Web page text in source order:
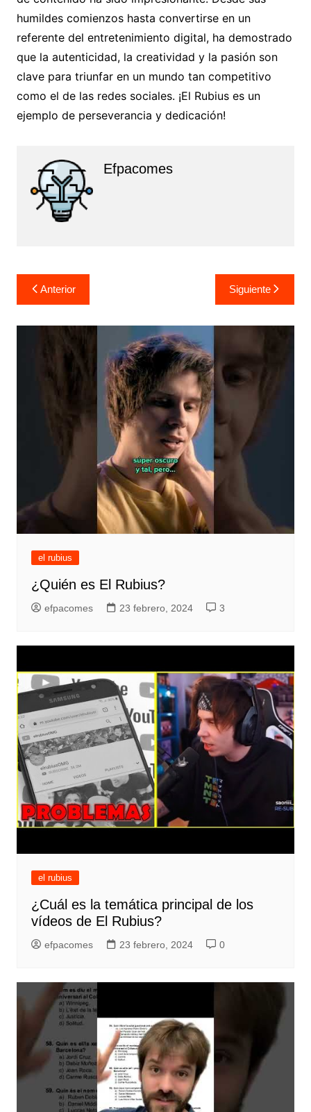
humildes comienzos hasta convertirse en un
referente del entretenimiento digital, ha demostrado
que la autenticidad, la creatividad y la pasión son
clave para triunfar en un mundo tan competitivo
como el de las redes sociales. ¡El Rubius es un
ejemplo de perseverancia y dedicación!
Efpacomes
Navegación
de
entradas
Anterior Siguiente
el rubius
¿Quién es El Rubius?
efpacomes 23 febrero, 2024 3
el rubius
¿Cuál es la temática principal de los
vídeos de El Rubius?
efpacomes 23 febrero, 2024 0